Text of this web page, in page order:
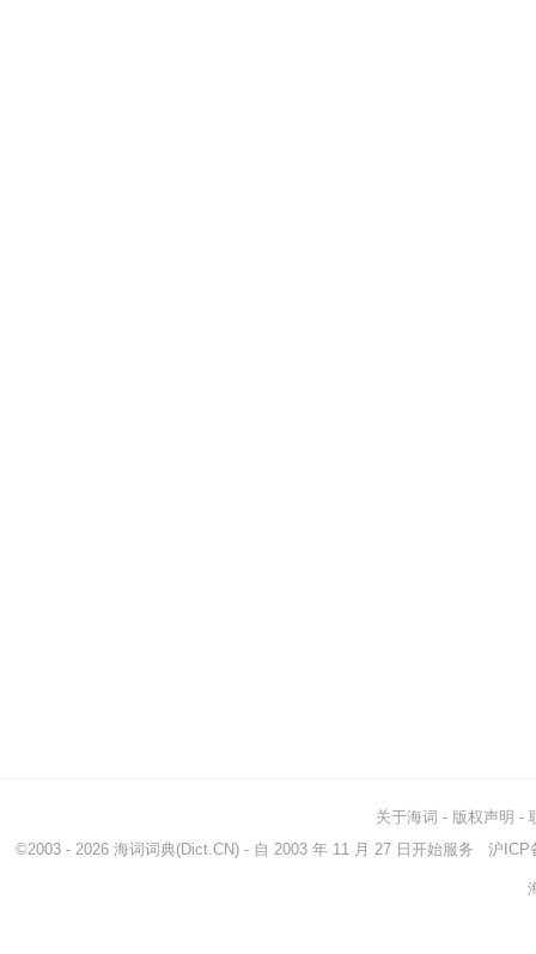
关于海词 - 版权声明 -
©2003 - 2026 海词词典(Dict.CN) - 自 2003 年 11 月 27 日开始服务 沪ICP